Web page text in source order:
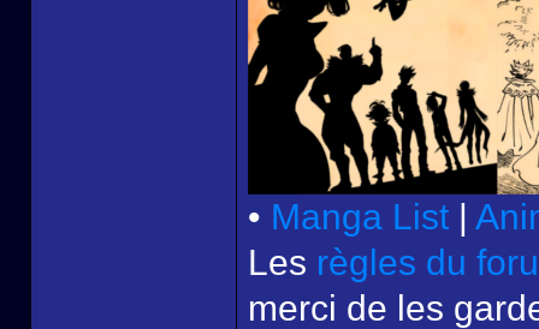
• Manga List |
Les règles du
merci de les